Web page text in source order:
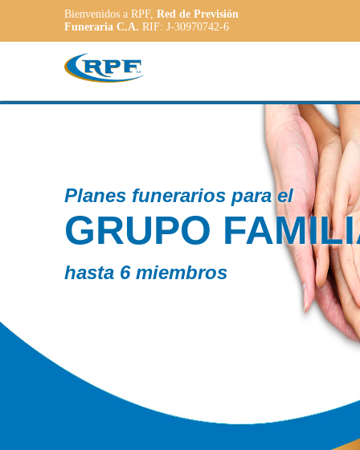
Bienvenidos a RPF, Red de Previsión
Funeraria C.A. RIF: J-30970742-6
a